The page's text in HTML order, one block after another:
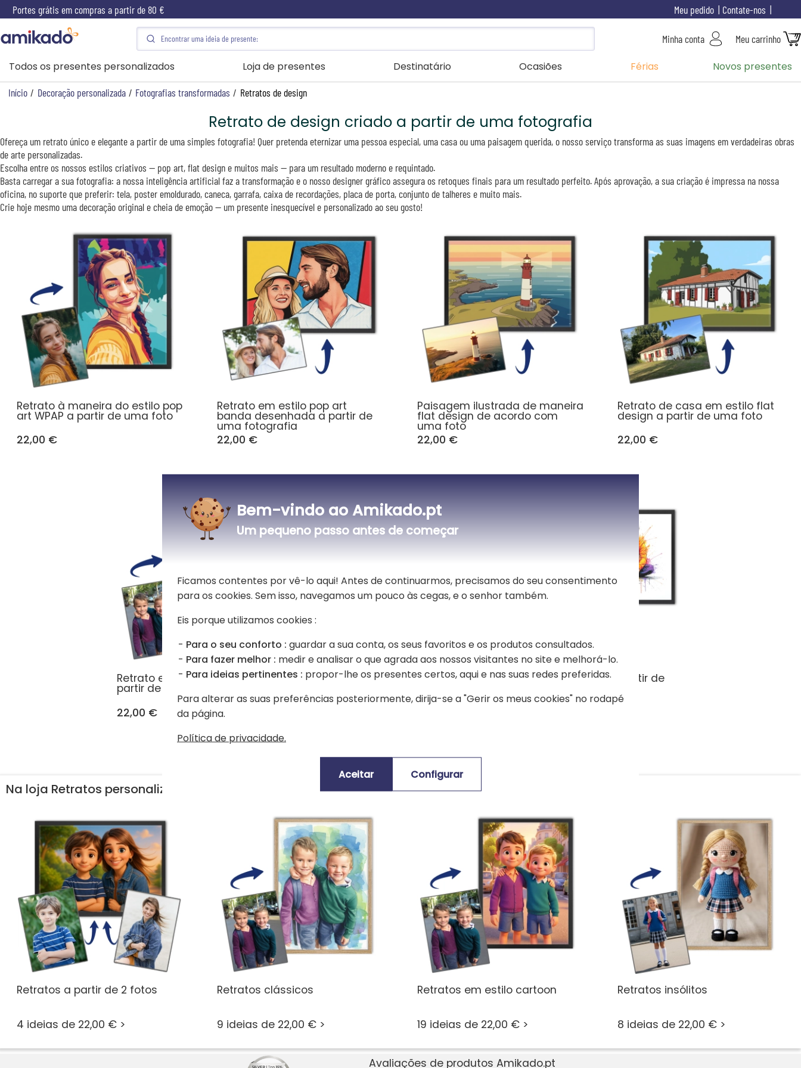
Portes grátis em compras a partir de 80 € Contate-nos
Meu pedido
Minha conta Meu carrinho
Todos os presentes personalizados Loja de presentes Destinatário Ocasiões Férias Novos presentes
Início / Decoração personalizada / Fotografias transformadas / Retratos de design
Retrato de design criado a partir de uma fotografia
Ofereça um retrato único e elegante a partir de uma simples fotografia! Quer pretenda eternizar uma pessoa especial, uma casa ou uma paisagem querida, o nosso serviço transforma as suas imagens em verdadeiras obras
de arte personalizadas.
Escolha entre os nossos estilos criativos — pop art, flat design e muitos mais — para um resultado moderno e requintado.
Basta carregar a sua fotografia: a nossa inteligência artificial faz a transformação e o nosso designer gráfico assegura os retoques finais para um resultado perfeito. Após aprovação, a sua criação é impressa na nossa
oficina, no suporte que preferir: tela, poster emoldurado, caneca, garrafa, caixa de recordações, placa de porta, conjunto de talheres e muito mais.
Crie hoje mesmo uma decoração original e cheia de emoção — um presente inesquecível e personalizado ao seu gosto!
Retrato à maneira do estilo pop
art WPAP a partir de uma foto
22,00 €
Retrato em estilo pop art
banda desenhada a partir de
uma fotografia
22,00 €
Paisagem ilustrada de maneira
flat design de acordo com
uma foto
22,00 €
Retrato de casa em estilo flat
design a partir de uma foto
22,00 €
Retrato em estilo flat design a
partir de uma foto
22,00 €
Retrato psicodélico a partir de Retrato street art a partir de
Na loja Retratos personalizados a partir de uma fotografia, descubra também
Retratos a partir de 2 fotos
4 ideias de 22,00 € >
Retratos clássicos
9 ideias de 22,00 € >
Retratos em estilo cartoon
19 ideias de 22,00 € >
Retratos insólitos
8 ideias de 22,00 € >
Avaliações de produtos Amikado.pt
Bem-vindo ao Amikado.pt
Um pequeno passo antes de começar
Ficamos contentes por vê-lo aqui! Antes de continuarmos, precisamos do seu consentimento
para os cookies. Sem isso, navegamos um pouco às cegas, e o senhor também.
Eis porque utilizamos cookies :
Para o seu conforto : guardar a sua conta, os seus favoritos e os produtos consultados.
Para fazer melhor : medir e analisar o que agrada aos nossos visitantes no site e melhorá-lo.
Para ideias pertinentes : propor-lhe os presentes certos, aqui e nas suas redes preferidas.
Para alterar as suas preferências posteriormente, dirija-se a "Gerir os meus cookies" no rodapé
da página.
Política de privacidade.
Aceitar Configurar